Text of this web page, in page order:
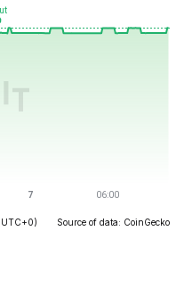
Source of data: CoinGecko